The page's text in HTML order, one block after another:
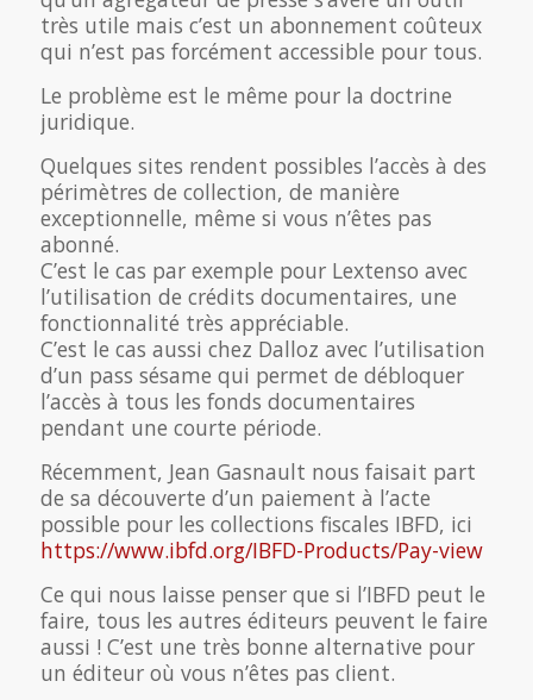
très utile mais c’est un abonnement coûteux
qui n’est pas forcément accessible pour tous.
Le problème est le même pour la doctrine
juridique.
Quelques sites rendent possibles l’accès à des
périmètres de collection, de manière
exceptionnelle, même si vous n’êtes pas
abonné.
C’est le cas par exemple pour Lextenso avec
l’utilisation de crédits documentaires, une
fonctionnalité très appréciable.
C’est le cas aussi chez Dalloz avec l’utilisation
d’un pass sésame qui permet de débloquer
l’accès à tous les fonds documentaires
pendant une courte période.
Récemment, Jean Gasnault nous faisait part
de sa découverte d’un paiement à l’acte
possible pour les collections fiscales IBFD, ici
https://www.ibfd.org/IBFD-Products/Pay-view
Ce qui nous laisse penser que si l’IBFD peut le
faire, tous les autres éditeurs peuvent le faire
aussi ! C’est une très bonne alternative pour
un éditeur où vous n’êtes pas client.